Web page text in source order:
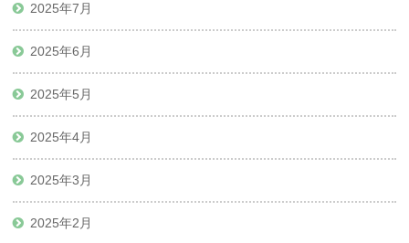
2025年7月
2025年6月
2025年5月
2025年4月
2025年3月
2025年2月